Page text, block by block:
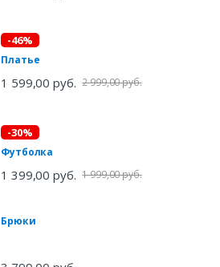
-46%
Платье
1 599,00 руб. 2 999,00 руб.
-30%
Футболка
1 399,00 руб. 1 999,00 руб.
Брюки